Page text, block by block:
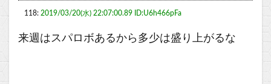
118: 2019/03/20(水) 22:07:00.89 ID:U6h466pFa
来週はスパロボあるから多少は盛り上がるな